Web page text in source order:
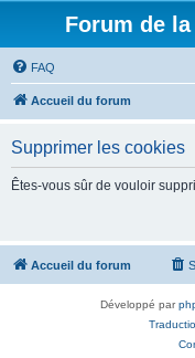
Forum de
FAQ
Accueil du forum
Supprimer les cookies
Êtes-vous sûr de vouloir
Accueil du forum
Développé par